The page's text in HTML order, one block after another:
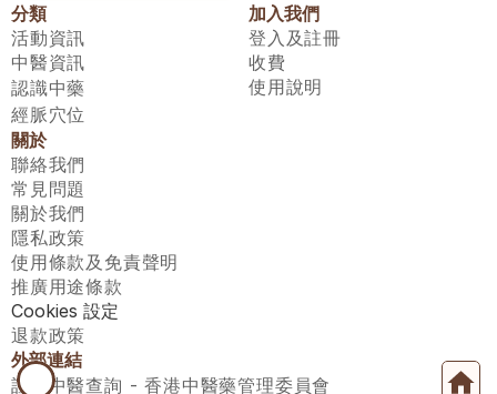
分類
活動資訊
中醫資訊
認識中藥
經脈穴位
加入我們
登入及註冊
收費
使用說明
關於
聯絡我們
常見問題
關於我們
隱私政策
使用條款及免責聲明
推廣用途條款
Cookies 設定
退款政策
外部連結
註冊中醫查詢 - 香港中醫藥管理委員會